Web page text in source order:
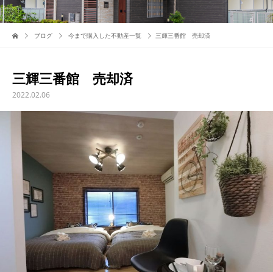
ブログ 今まで購入した不動産一覧 三輝三番館 売却済
三輝三番館 売却済
2022.02.06